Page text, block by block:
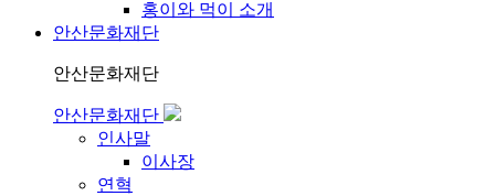
홍이와 먹이 소개
안산문화재단
안산문화재단
안산문화재단
인사말
이사장
연혁